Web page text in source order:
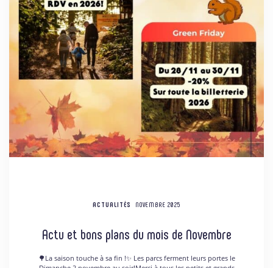
ACTUALITÉS NOVEMBRE 2025
Actu et bons plans du mois de Novembre
🌳La saison touche à sa fin !✨ Les parcs ferment leurs portes le